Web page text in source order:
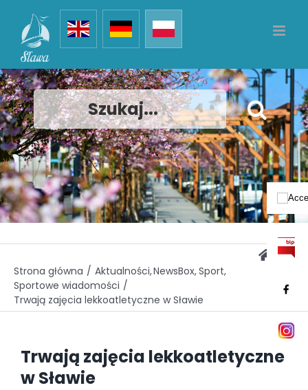
zawartości
Sława
Szukaj
Strona główna Aktualności NewsBox Sport
Sportowe wiadomości
Trwają zajęcia lekkoatletyczne w Sławie
Trwają zajęcia lekkoatletyczne
w Sławie